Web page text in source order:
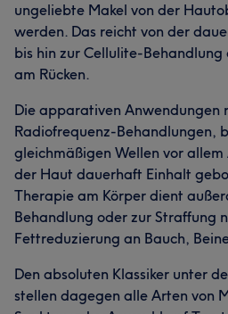
ungeliebte Makel von der
werden. Das reicht von der
bis hin zur Cellulite-
am Rücken.
Die apparativen Anwendungen
Radiofrequenz-Behandlungen,
gleichmäßigen Wellen vor allem
der Haut dauerhaft Einhalt
Therapie am Körper dient
Behandlung oder zur Straffung
Fettreduzierung an Bauch,
Den absoluten Klassiker unter
stellen dagegen alle Arten von